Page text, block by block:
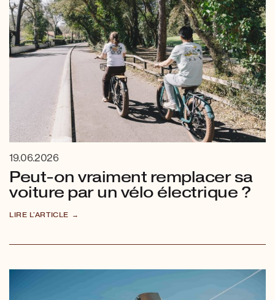
19.06.2026
Peut-on vraiment remplacer sa
voiture par un vélo électrique ?
LIRE L'ARTICLE